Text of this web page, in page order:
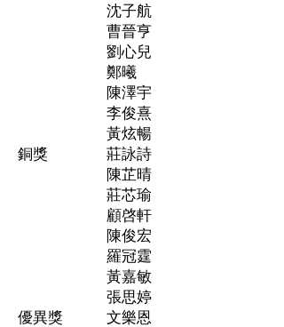
銅獎
優異獎
沈子航
曹晉亨
劉心兒
鄭曦
陳澤宇
李俊熹
黃炫暢
莊詠詩
陳芷晴
莊芯瑜
顧啓軒
陳俊宏
羅冠霆
黃嘉敏
張思婷
文樂恩